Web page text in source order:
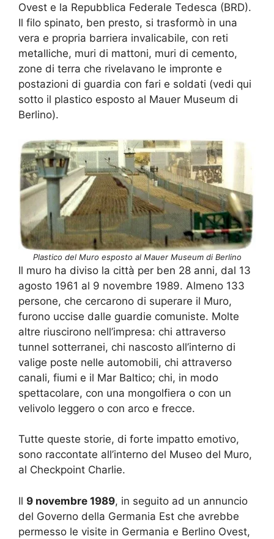
Ovest e la Repubblica Federale Tedesca (BRD).
Il filo spinato, ben presto, si trasformò in una
vera e propria barriera invalicabile, con reti
metalliche, muri di mattoni, muri di cemento,
zone di terra che rivelavano le impronte e
postazioni di guardia con fari e soldati (vedi qui
sotto il plastico esposto al Mauer Museum di
Berlino).
Plastico del Muro esposto al Mauer Museum di Berlino
Il muro ha diviso la città per ben 28 anni, dal 13
agosto 1961 al 9 novembre 1989. Almeno 133
persone, che cercarono di superare il Muro,
furono uccise dalle guardie comuniste. Molte
altre riuscirono nell’impresa: chi attraverso
tunnel sotterranei, chi nascosto all’interno di
valige poste nelle automobili, chi attraverso
canali, fiumi e il Mar Baltico; chi, in modo
spettacolare, con una mongolfiera o con un
velivolo leggero o con arco e frecce.
Tutte queste storie, di forte impatto emotivo,
sono raccontate all’interno del Museo del Muro,
al Checkpoint Charlie.
Il 9 novembre 1989, in seguito ad un annuncio
del Governo della Germania Est che avrebbe
permesso le visite in Germania e Berlino Ovest,